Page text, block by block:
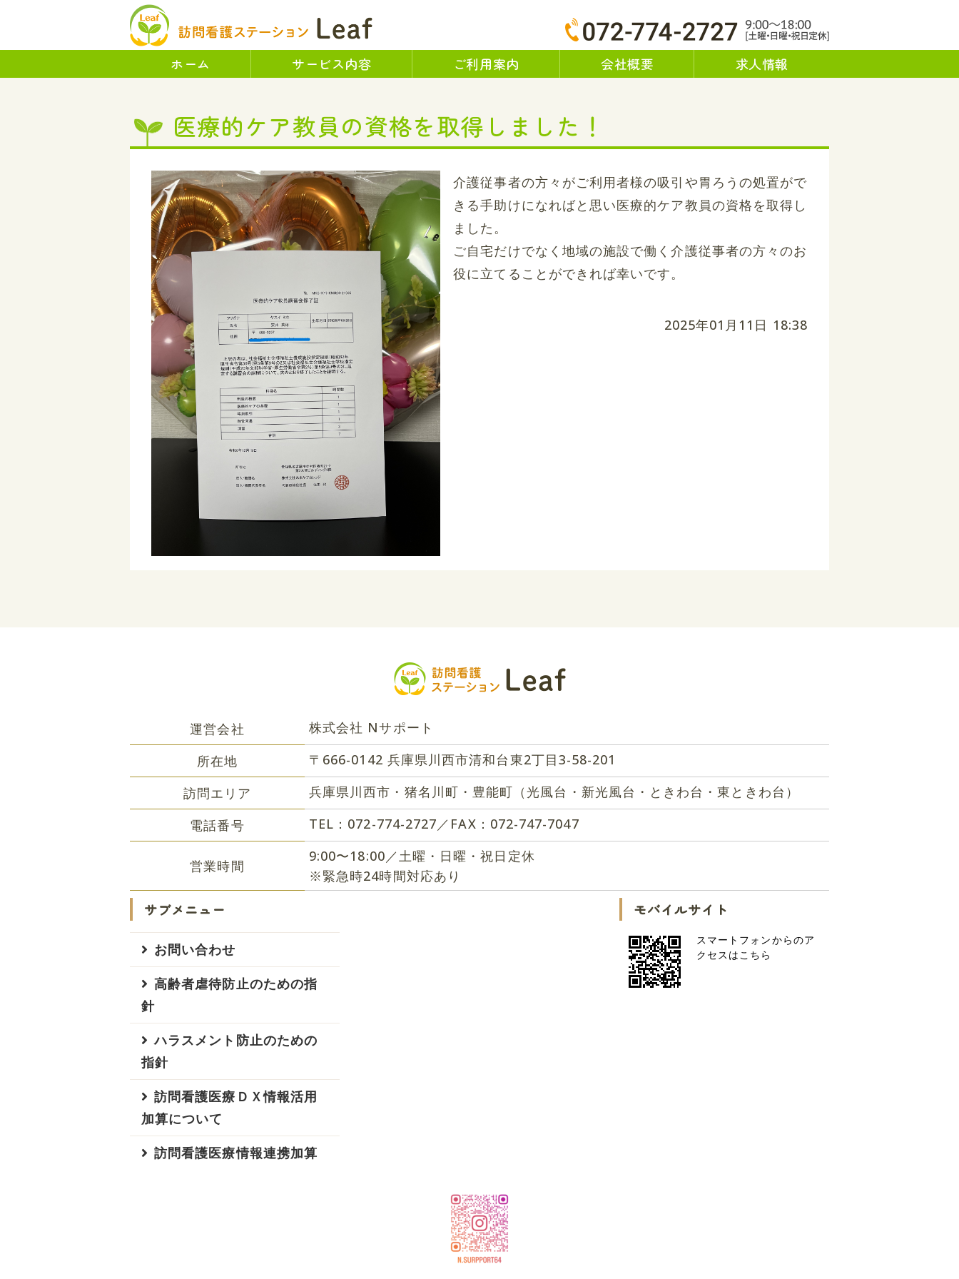
訪問看護ステーション Leaf - リーフ｜兵庫県川西市｜運営
ホーム サービス内容 ご利用案内 会社概要 求人情報
医療的ケア教員の資格を取得しました！
介護従事者の方々がご利用者様の吸引や胃ろうの処置がで
きる手助けになればと思い医療的ケア教員の資格を取得し
ました。
ご自宅だけでなく地域の施設で働く介護従事者の方々のお
役に立てることができれば幸いです。
2025年01月11日 18:38
運営会社
株式会社 Nサポート
所在地
〒666-0142 兵庫県川西市清和台東2丁目3-58-201
訪問エリア
兵庫県川西市・猪名川町・豊能町（光風台・新光風台・ときわ台・東ときわ台）
電話番号
TEL：072-774-2727／FAX：072-747-7047
営業時間
9:00〜18:00／土曜・日曜・祝日定休
※緊急時24時間対応あり
サブメニュー
お問い合わせ
高齢者虐待防止のための指
針
ハラスメント防止のための
指針
訪問看護医療ＤＸ情報活用
加算について
訪問看護医療情報連携加算
モバイルサイト
スマートフォンからのア
クセスはこちら